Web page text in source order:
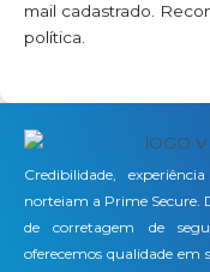
mail cadastrado.
política.
Credibilidade,
norteiam a Prime Secure.
de corretagem de
oferecemos qualidade em